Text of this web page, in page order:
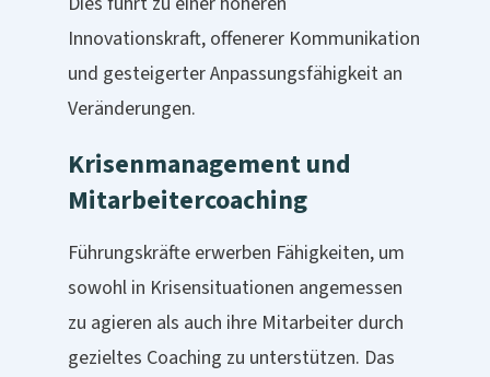
Innovationskraft, offenerer Kommunikation
und gesteigerter Anpassungsfähigkeit an
Veränderungen.
Krisenmanagement und
Mitarbeitercoaching
Führungskräfte erwerben Fähigkeiten, um
sowohl in Krisensituationen angemessen
zu agieren als auch ihre Mitarbeiter durch
gezieltes Coaching zu unterstützen. Das